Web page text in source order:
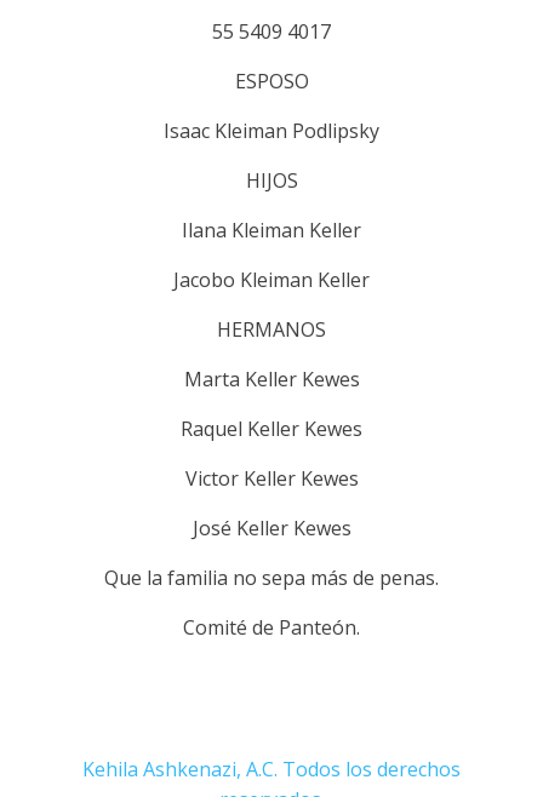
55 5409 4017
ESPOSO
Isaac Kleiman Podlipsky
HIJOS
Ilana Kleiman Keller
Jacobo Kleiman Keller
HERMANOS
Marta Keller Kewes
Raquel Keller Kewes
Victor Keller Kewes
José Keller Kewes
Que la familia no sepa más de penas.
Comité de Panteón.
Kehila Ashkenazi, A.C. Todos los derechos